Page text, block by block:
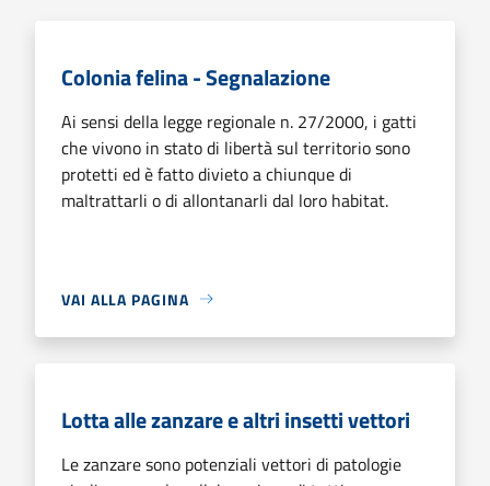
Colonia felina - Segnalazione
Ai sensi della legge regionale n. 27/2000, i gatti
che vivono in stato di libertà sul territorio sono
protetti ed è fatto divieto a chiunque di
maltrattarli o di allontanarli dal loro habitat.
VAI ALLA PAGINA
Lotta alle zanzare e altri insetti vettori
Le zanzare sono potenziali vettori di patologie